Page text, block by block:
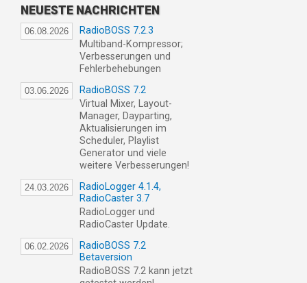
NEUESTE NACHRICHTEN
06.08.2026
RadioBOSS 7.2.3
Multiband-Kompressor;
Verbesserungen und
Fehlerbehebungen
03.06.2026
RadioBOSS 7.2
Virtual Mixer, Layout-
Manager, Dayparting,
Aktualisierungen im
Scheduler, Playlist
Generator und viele
weitere Verbesserungen!
24.03.2026
RadioLogger 4.1.4,
RadioCaster 3.7
RadioLogger und
RadioCaster Update.
06.02.2026
RadioBOSS 7.2
Betaversion
RadioBOSS 7.2 kann jetzt